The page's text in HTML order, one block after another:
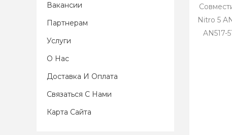
Вакансии
Партнерам
Услуги
О Нас
Доставка И Оплата
Связаться С Нами
Карта Сайта
Nitro 5
AN517-